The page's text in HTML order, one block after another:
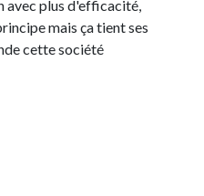
avec plus d'efficacité,
mais ça tient ses
cette société